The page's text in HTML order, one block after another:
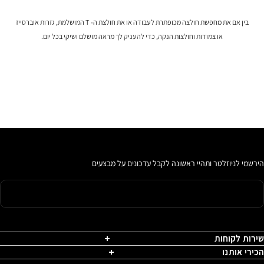
בין אם את מחפשת חולצה מכופתרת לעבודה או את חולצת ה- T המושלמת, גזרות אוברסייז
או צמודות וחולצות הנקה, כדי להעניק לך מראה מושלם ושיקי בכל יום.
הירשמי לניוזלטר ותהיי ראשונה לקבל עדכונים על מבצעים
שירות לקוחות
הכירי אותנו